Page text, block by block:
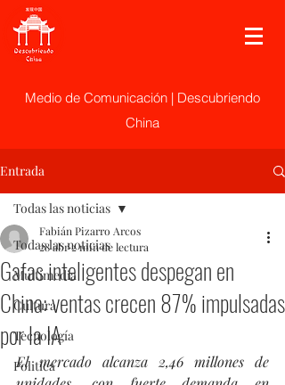
Medio de Comunicación | Descubriendo
China
Entrada
Todas las noticias
Multimedia
Cultura
Tecnología
Politica
Todas las noticias
Gafas inteligentes despegan en
China: ventas crecen 87% impulsadas
por la IA
Fabián Pizarro Arcos
28 abr2 min de lectura
El mercado alcanza 2,46 millones de